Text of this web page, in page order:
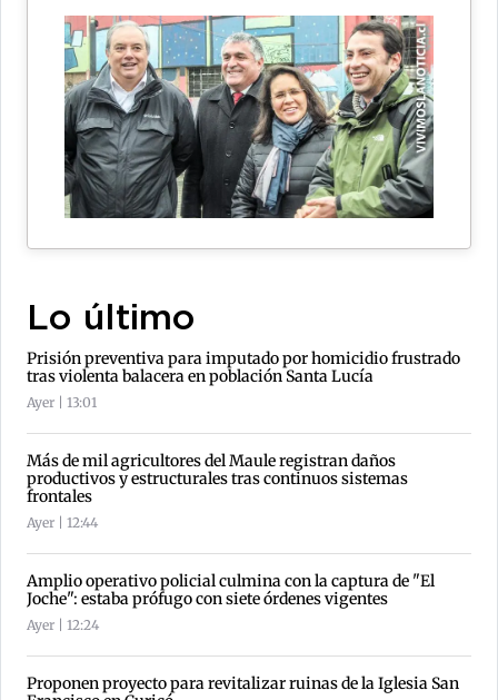
Lo último
Prisión preventiva para imputado por homicidio frustrado
tras violenta balacera en población Santa Lucía
Ayer | 13:01
Más de mil agricultores del Maule registran daños
productivos y estructurales tras continuos sistemas
frontales
Ayer | 12:44
Amplio operativo policial culmina con la captura de "El
Joche": estaba prófugo con siete órdenes vigentes
Ayer | 12:24
Proponen proyecto para revitalizar ruinas de la Iglesia San